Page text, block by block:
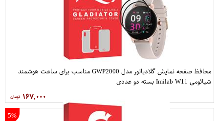
محافظ صفحه نمایش گلادیاتور مدل GWP2000 مناسب برای ساعت هوشمند
شیائومی Imilab W11 بسته دو عددی
۱۶۷,۰۰۰
5%